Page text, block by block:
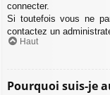
connecter.
Si toutefois vous ne
contactez un
Haut
Pourquoi suis-je